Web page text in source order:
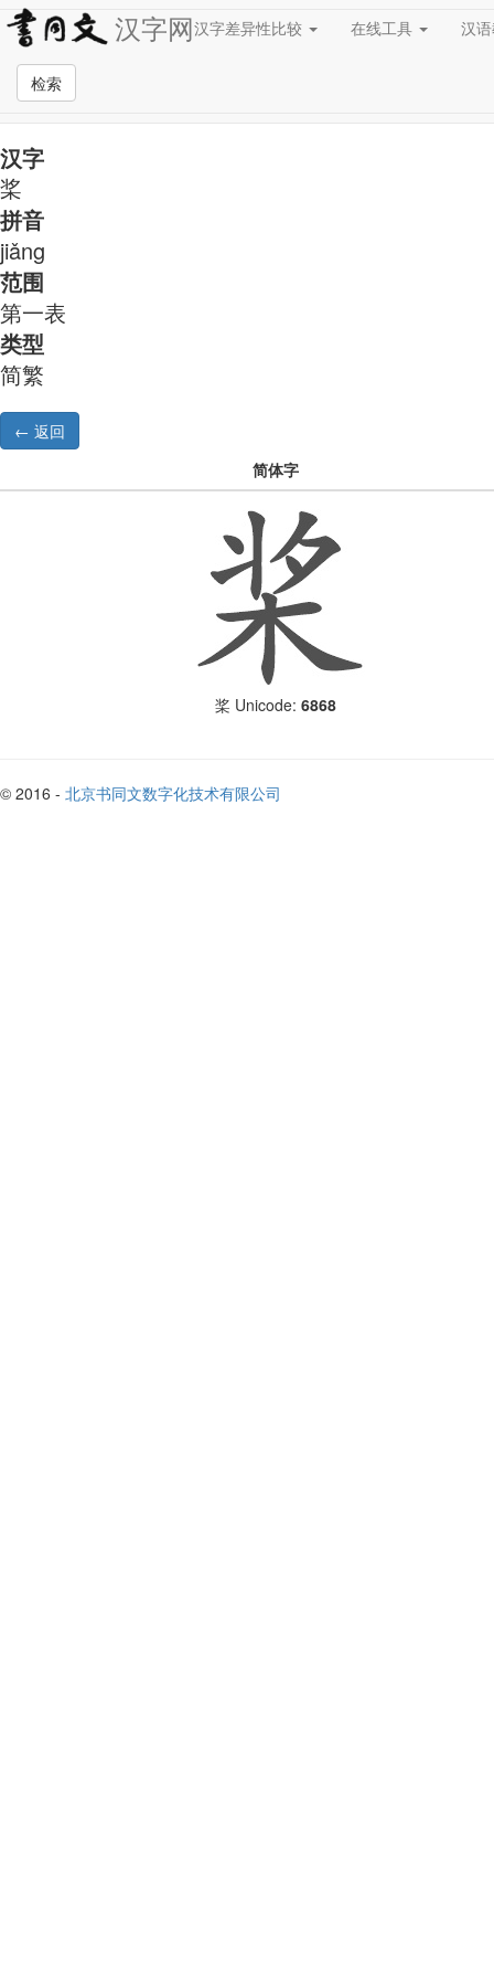
汉字网汉字差异性比较 在线工具 汉
检索
简繁异字形对照
汉字
桨
拼音
jiǎng
范围
第一表
类型
简繁
简体字
桨 Unicode: 6868
© 2016 - 北京书同文数字化技术有限公司